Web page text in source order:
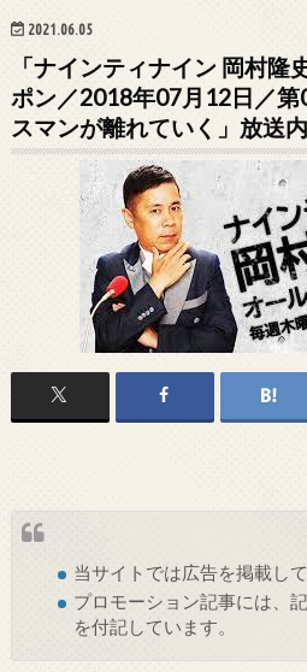
2021.06.05
「ナインティナイン 岡村隆
ポン／2018年07月12日／
スマンが離れていく」放送
当サイトでは広告を掲載し
プロモーション記事には、
を付記しています。